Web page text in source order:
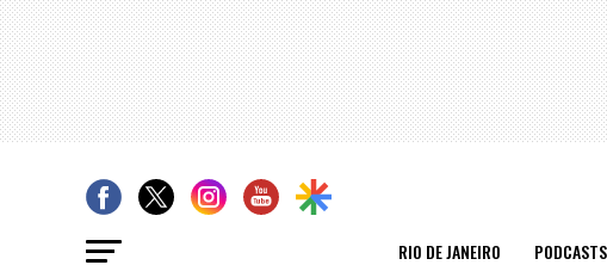
RIO DE JANEIRO PODCASTS